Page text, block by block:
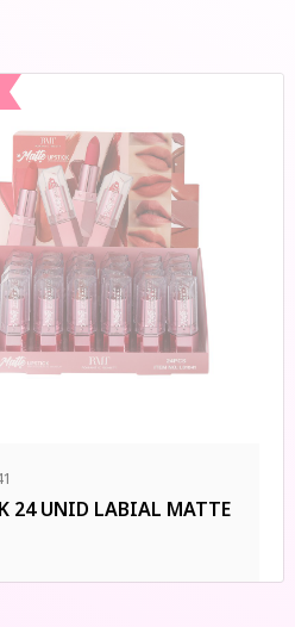
24 UNID LABIAL MATTE